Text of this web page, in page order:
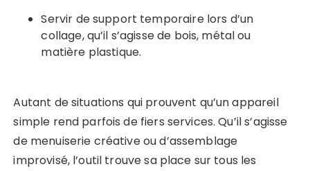
Servir de support temporaire lors d’un
collage, qu’il s’agisse de bois, métal ou
matière plastique.
Autant de situations qui prouvent qu’un appareil
simple rend parfois de fiers services. Qu’il s’agisse
de menuiserie créative ou d’assemblage
improvisé, l’outil trouve sa place sur tous les